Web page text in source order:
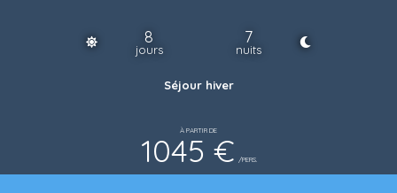
8
jours
7
nuits
Séjour hiver
À PARTIR DE
1045 € /PERS.